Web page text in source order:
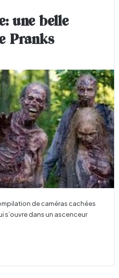
une belle
Pranks
de caméras cachées
s’ouvre dans un ascenceur